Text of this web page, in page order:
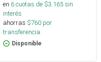
en 6cuotas de $3.165sin
interés
ahorras $760 por
transferencia.
Disponible